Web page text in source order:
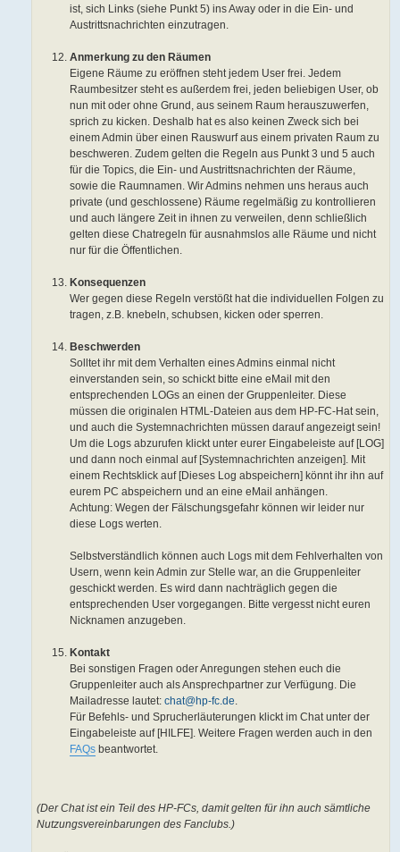
ist, sich Links (siehe Punkt 5) ins Away oder in die Ein- und
Austrittsnachrichten einzutragen.
Anmerkung zu den Räumen
Eigene Räume zu eröffnen steht jedem User frei. Jedem
Raumbesitzer steht es außerdem frei, jeden beliebigen User, ob
nun mit oder ohne Grund, aus seinem Raum herauszuwerfen,
sprich zu kicken. Deshalb hat es also keinen Zweck sich bei
einem Admin über einen Rauswurf aus einem privaten Raum zu
beschweren. Zudem gelten die Regeln aus Punkt 3 und 5 auch
für die Topics, die Ein- und Austrittsnachrichten der Räume,
sowie die Raumnamen. Wir Admins nehmen uns heraus auch
private (und geschlossene) Räume regelmäßig zu kontrollieren
und auch längere Zeit in ihnen zu verweilen, denn schließlich
gelten diese Chatregeln für ausnahmslos alle Räume und nicht
nur für die Öffentlichen.
Konsequenzen
Wer gegen diese Regeln verstößt hat die individuellen Folgen zu
tragen, z.B. knebeln, schubsen, kicken oder sperren.
Beschwerden
Solltet ihr mit dem Verhalten eines Admins einmal nicht
einverstanden sein, so schickt bitte eine eMail mit den
entsprechenden LOGs an einen der Gruppenleiter. Diese
müssen die originalen HTML-Dateien aus dem HP-FC-Hat sein,
und auch die Systemnachrichten müssen darauf angezeigt sein!
Um die Logs abzurufen klickt unter eurer Eingabeleiste auf [LOG]
und dann noch einmal auf [Systemnachrichten anzeigen]. Mit
einem Rechtsklick auf [Dieses Log abspeichern] könnt ihr ihn auf
eurem PC abspeichern und an eine eMail anhängen.
Achtung: Wegen der Fälschungsgefahr können wir leider nur
diese Logs werten.
Selbstverständlich können auch Logs mit dem Fehlverhalten von
Usern, wenn kein Admin zur Stelle war, an die Gruppenleiter
geschickt werden. Es wird dann nachträglich gegen die
entsprechenden User vorgegangen. Bitte vergesst nicht euren
Nicknamen anzugeben.
Kontakt
Bei sonstigen Fragen oder Anregungen stehen euch die
Gruppenleiter auch als Ansprechpartner zur Verfügung. Die
Mailadresse lautet:chat@hp-fc.de
Für Befehls- und Sprucherläuterungen klickt im Chat unter der
Eingabeleiste auf [HILFE]. Weitere Fragen werden auch in den
FAQs beantwortet.
(Der Chat ist ein Teil des HP-FCs, damit gelten für ihn auch sämtliche
Nutzungsvereinbarungen des Fanclubs.)